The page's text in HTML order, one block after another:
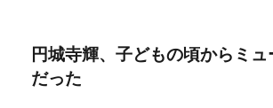
円城寺輝、子どもの頃からミュ
だった